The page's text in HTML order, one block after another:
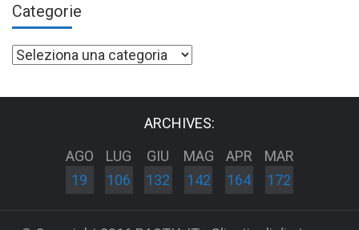
Categorie
Categorie
ARCHIVES:
AGO
19
LUG
106
GIU
132
MAG
142
APR
164
MAR
172